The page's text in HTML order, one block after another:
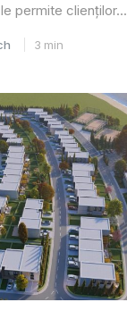
permite clienților...
3 min